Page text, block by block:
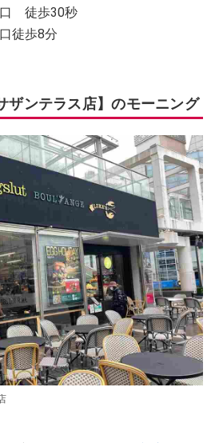
口 徒歩30秒
徒歩8分
サザンテラス店】のモーニング